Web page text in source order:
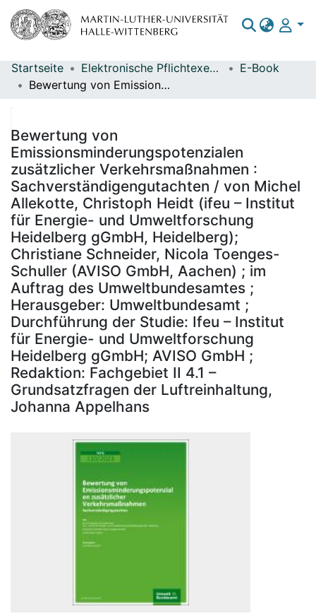
Bereiche & Sammlungen
Statistiken
Startseite Elektronische Pflichtexemplare
E-Book
Bewertung von Emissionsminderungspotenzialen zusätzlicher Verkehrsmaßnahmen : Sachverständigengutachten / von Michel Allekotte, Christoph Heidt (ifeu – Institut für Energie- und Umweltforschung Heidelberg gGmbH, Heidelberg); Christiane Schneider, Nicola Toenges-Schuller (AVISO GmbH, Aachen) ; im Auftrag des Umweltbundesamtes ; Herausgeber: Umweltbundesamt ; Durchführung der Studie: Ifeu – Institut für Energie- und Umweltforschung Heidelberg gGmbH; AVISO GmbH ; Redaktion: Fachgebiet II 4.1 – Grundsatzfragen der Luftreinhaltung, Johanna Appelhans
Bewertung von
Emissionsminderungspotenzialen
zusätzlicher Verkehrsmaßnahmen :
Sachverständigengutachten / von Michel
Allekotte, Christoph Heidt (ifeu – Institut
für Energie- und Umweltforschung
Heidelberg gGmbH, Heidelberg);
Christiane Schneider, Nicola Toenges-
Schuller (AVISO GmbH, Aachen) ; im
Auftrag des Umweltbundesamtes ;
Herausgeber: Umweltbundesamt ;
Durchführung der Studie: Ifeu – Institut
für Energie- und Umweltforschung
Heidelberg gGmbH; AVISO GmbH ;
Redaktion: Fachgebiet II 4.1 –
Grundsatzfragen der Luftreinhaltung,
Johanna Appelhans